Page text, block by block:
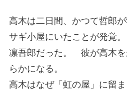
高木は二日間、かつて哲郎
サギ小屋にいたことが発覚
凛吾郎だった。 彼が高木を
らかになる。
高木はなぜ「虹の屋」に留